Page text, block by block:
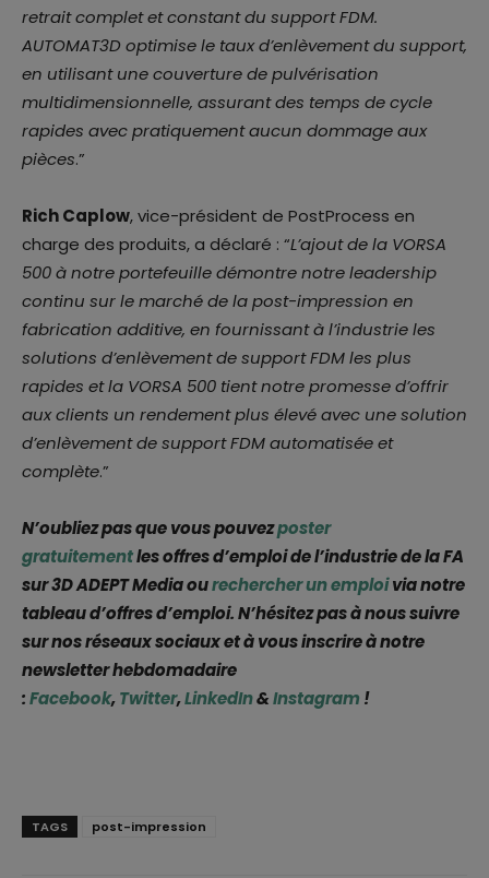
retrait complet et constant du support FDM.
AUTOMAT3D optimise le taux d’enlèvement du support,
en utilisant une couverture de pulvérisation
multidimensionnelle, assurant des temps de cycle
rapides avec pratiquement aucun dommage aux
pièces.”
Rich Caplow, vice-président de PostProcess en
charge des produits, a déclaré : “L’ajout de la VORSA
500 à notre portefeuille démontre notre leadership
continu sur le marché de la post-impression en
fabrication additive, en fournissant à l’industrie les
solutions d’enlèvement de support FDM les plus
rapides et la VORSA 500 tient notre promesse d’offrir
aux clients un rendement plus élevé avec une solution
d’enlèvement de support FDM automatisée et
complète.”
N’oubliez pas que vous pouvezposter
gratuitementles offres d’emploi de l’industrie de la FA
sur 3D ADEPT Media ourechercher un emploivia notre
tableau d’offres d’emploi. N’hésitez pas à nous suivre
sur nos réseaux sociaux et à vous inscrire à notre
newsletter hebdomadaire
:Facebook,Twitter,LinkedIn&Instagram !
TAGS post-impression